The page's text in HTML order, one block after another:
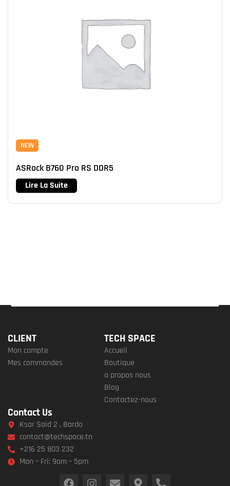
NEW
ASRock B760 Pro RS DDR5
Lire La Suite
CLIENT
Mon compte
Mes commandes
TECH SPACE
Accueil
Boutique
a propos nous
Blog
Contactez-nous
Contact Us
Ksar Said 2 , Bardo
contact@techspace.tn
+216 25 803 232
Mon – Fri: 9am – 5pm